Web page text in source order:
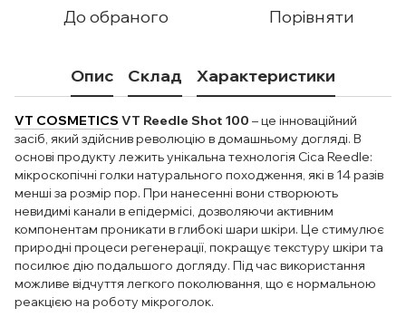
До обраного Порівняти
Опис Склад Характеристики
VT COSMETICS VT Reedle Shot 100 – це інноваційний
засіб, який здійснив революцію в домашньому догляді. В
основі продукту лежить унікальна технологія Cica Reedle:
мікроскопічні голки натурального походження, які в 14 разів
менші за розмір пор. При нанесенні вони створюють
невидимі канали в епідермісі, дозволяючи активним
компонентам проникати в глибокі шари шкіри. Це стимулює
природні процеси регенерації, покращує текстуру шкіри та
посилює дію подальшого догляду. Під час використання
можливе відчуття легкого поколювання, що є нормальною
реакцією на роботу мікроголок.